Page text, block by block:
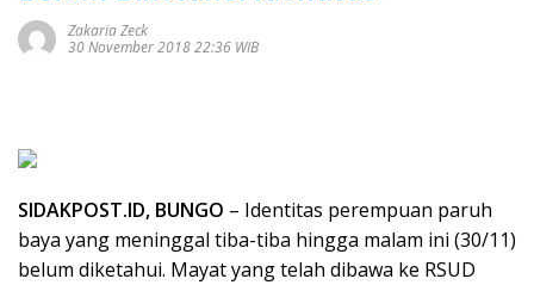
Zakaria Zeck
30 November 2018 22:36 WIB
SIDAKPOST.ID, BUNGO – Identitas perempuan paruh
baya yang meninggal tiba-tiba hingga malam ini (30/11)
belum diketahui. Mayat yang telah dibawa ke RSUD